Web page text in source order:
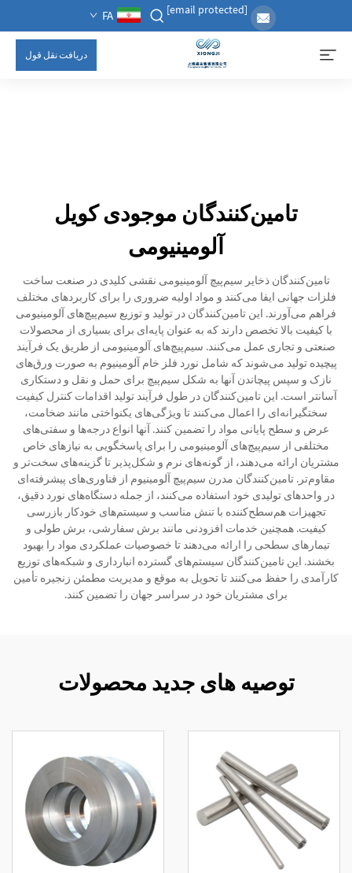
[email protected]
FA
دریافت نقل قول
تامین‌کنندگان موجودی کویل
آلومینیومی
تامین‌کنندگان ذخایر سیم‌پیچ آلومینیومی نقشی کلیدی در صنعت ساخت
فلزات جهانی ایفا می‌کنند و مواد اولیه ضروری را برای کاربردهای مختلف
فراهم می‌آورند. این تامین‌کنندگان در تولید و توزیع سیم‌پیچ‌های آلومینیومی
با کیفیت بالا تخصص دارند که به عنوان پایه‌ای برای بسیاری از محصولات
صنعتی و تجاری عمل می‌کنند. سیم‌پیچ‌های آلومینیومی از طریق یک فرآیند
پیچیده تولید می‌شوند که شامل نورد فلز خام آلومینیوم به صورت ورق‌های
نازک و سپس پیچاندن آنها به شکل سیم‌پیچ برای حمل و نقل و دستکاری
آسانتر است. این تامین‌کنندگان در طول فرآیند تولید اقدامات کنترل کیفیت
سختگیرانه‌ای را اعمال می‌کنند تا ویژگی‌های یکنواختی مانند ضخامت،
عرض و سطح پایانی مواد را تضمین کنند. آنها انواع درجه‌ها و سفتی‌های
مختلفی از سیم‌پیچ‌های آلومینیومی را برای پاسخگویی به نیازهای خاص
مشتریان ارائه می‌دهند، از گونه‌های نرم و شکل‌پذیر تا گزینه‌های سخت‌تر و
مقاوم‌تر. تامین‌کنندگان مدرن سیم‌پیچ آلومینیوم از فناوری‌های پیشرفته‌ای
در واحدهای تولیدی خود استفاده می‌کنند، از جمله دستگاه‌های نورد دقیق،
تجهیزات هم‌سطح‌کننده با تنش مناسب و سیستم‌های خودکار بازرسی
کیفیت. همچنین خدمات افزودنی مانند برش سفارشی، برش طولی و
تیمارهای سطحی را ارائه می‌دهند تا خصوصیات عملکردی مواد را بهبود
بخشند. این تامین‌کنندگان سیستم‌های گسترده انبارداری و شبکه‌های توزیع
کارآمدی را حفظ می‌کنند تا تحویل به موقع و مدیریت مطمئن زنجیره تأمین
برای مشتریان خود در سراسر جهان را تضمین کنند.
توصیه های جدید محصولات